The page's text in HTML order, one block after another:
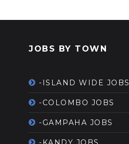
JOBS BY TOWN
-ISLAND WIDE JOBS
-COLOMBO JOBS
-GAMPAHA JOBS